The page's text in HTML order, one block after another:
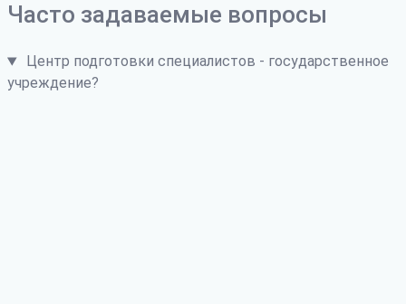
Часто задаваемые вопросы
Центр подготовки специалистов - государственное
учреждение?